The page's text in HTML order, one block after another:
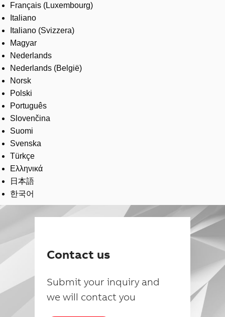
Français (Luxembourg)
Italiano
Italiano (Svizzera)
Magyar
Nederlands
Nederlands (België)
Norsk
Polski
Português
Slovenčina
Suomi
Svenska
Türkçe
Ελληνικά
日本語
한국어
Contact us
Submit your inquiry and
we will contact you